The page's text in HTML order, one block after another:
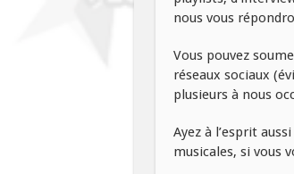
nous vous
Vous pouvez
réseaux sociaux
plusieurs à nous
Ayez à l’esprit
musicales, si vous